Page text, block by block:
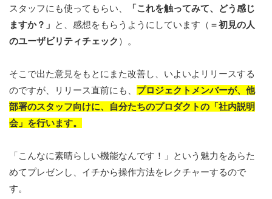
スタッフにも使ってもらい、
「これを触ってみて、どう感じ
ますか？」 と、感想をもらうようにしています（＝初見の人
のユーザビリティチェック ）。
そこで出た意見をもとにまた改善し、いよいよリリースする
のですが、リリース直前にも、 プロジェクトメンバーが、他
部署のスタッフ向けに、自分たちのプロダクトの「社内説明
会」を行います。
「こんなに素晴らしい機能なんです！」という魅力をあらた
めてプレゼンし、イチから操作方法をレクチャーするので
す。